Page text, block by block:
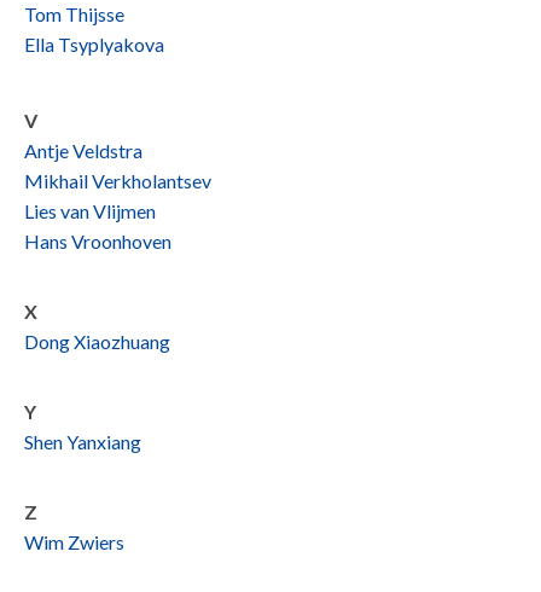
Tom Thijsse
Ella Tsyplyakova
V
Antje Veldstra
Mikhail Verkholantsev
Lies van Vlijmen
Hans Vroonhoven
X
Dong Xiaozhuang
Y
Shen Yanxiang
Z
Wim Zwiers